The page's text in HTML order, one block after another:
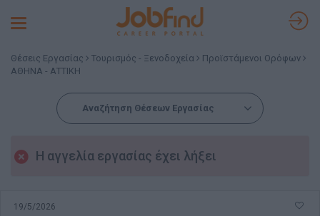
Toggle
Θέσεις Εργασίας Τουρισμός - Ξενοδοχεία
Προϊστάμενοι Ορόφων
ΑΘΗΝΑ - ΑΤΤΙΚΗ
Αναζήτηση Θέσεων Εργασίας
Η αγγελία εργασίας έχει λήξει
19/5/2026